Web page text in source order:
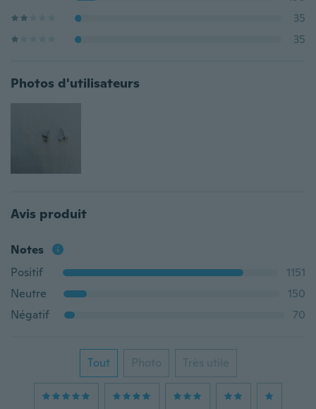
35
35
Photos d'utilisateurs
Avis produit
Notes
Positif
1151
Neutre
150
Négatif
70
Tout Photo Très utile